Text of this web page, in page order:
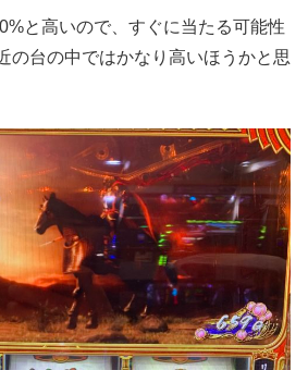
と高いので、すぐに当たる可能性
の台の中ではかなり高いほうかと思